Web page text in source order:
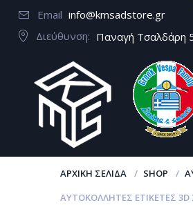
Email info@kmsadstore.gr
Διεύθυνση: Παναγή Τσαλδάρη
ΑΡΧΙΚΉ ΣΕΛΊΔΑ SHOP
ΑΥΤΟΚΌΛΛΗΤΕΣ ΕΤΙΚΈΤΕΣ 3D